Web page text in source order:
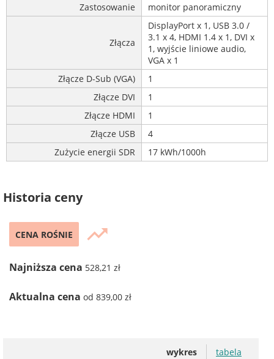
Zastosowanie
monitor panoramiczny
Złącza
DisplayPort x 1, USB 3.0 /
3.1 x 4, HDMI 1.4 x 1, DVI x
1, wyjście liniowe audio,
VGA x 1
Złącze D-Sub (VGA)
1
Złącze DVI
1
Złącze HDMI
1
Złącze USB
4
Zużycie energii SDR
17 kWh/1000h
Historia ceny
CENA ROŚNIE trending_up
Najniższa cena 528,21 zł
Aktualna cena od 839,00 zł
wykres tabela